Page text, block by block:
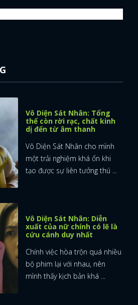
Vô Diện Sát Nhân: Tổng
thể còn rời rạc, chất kinh
dị đến từ âm thanh
Vô Diện Sát Nhân cho mình
một trải nghiệm khá ổn khi
tạo được sự liên tưởng thú ...
Vô Diện Sát Nhân: Diễn
xuất của nữ chính có lẽ là
cứu cánh duy nhất
Chính việc hòa trộn quá nhiều
bộ phim lại với nhau, nên
mình thấy kịch bản khá ...